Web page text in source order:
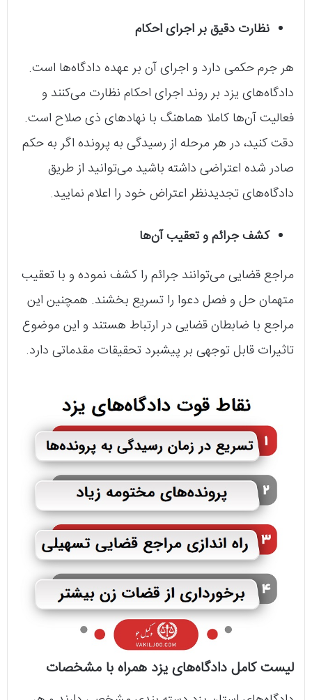
نظارت دقیق بر اجرای احکام
هر جرم حکمی دارد و اجرای آن بر عهده دادگاه‌ها است.
دادگاه‌های یزد بر روند اجرای احکام نظارت می‌کنند و
فعالیت آن‌ها کاملا هماهنگ با نهادهای ذی صلاح است.
دقت کنید، در هر مرحله از رسیدگی به پرونده اگر به حکم
صادر شده اعتراضی داشته باشید می‌توانید از طریق
دادگاه‌های تجدیدنظر اعتراض خود را اعلام نمایید.
کشف جرائم و تعقیب آن‌ها
مراجع قضایی می‌توانند جرائم را کشف نموده و با تعقیب
متهمان حل و فصل دعوا را تسریع بخشند. همچنین این
مراجع با ضابطان قضایی در ارتباط هستند و این موضوع
تاثیرات قابل توجهی بر پیشبرد تحقیقات مقدماتی دارد.
لیست کامل دادگاه‌های یزد همراه با مشخصات